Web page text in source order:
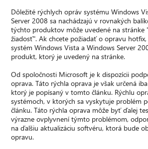
Dôležité rýchlych opráv systému Windows
Server 2008 sa nachádzajú v rovnakých
týchto produktov môže uvedené na stránke
žiadosť". Ak chcete požiadať o opravu
systém Windows Vista a Windows Server
produkt, ktorý je uvedený na stránke.
Od spoločnosti Microsoft je k dispozícii
oprava. Táto rýchla oprava je však určená
ktorý je popísaný v tomto článku. Rýchlu
systémoch, v ktorých sa vyskytuje problém
článku. Táto rýchla oprava môže byť ďalej
výrazne ovplyvnení týmto problémom,
na ďalšiu aktualizáciu softvéru, ktorá bude
opravu.